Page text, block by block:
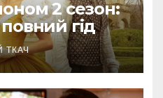
2 сезон:
гід
ТКАЧ